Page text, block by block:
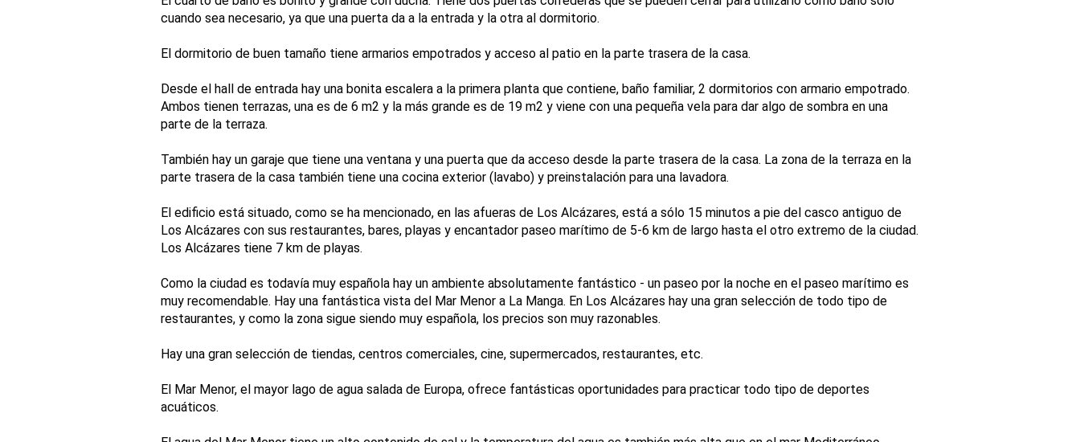
cuando sea necesario, ya que una puerta da a la entrada y la otra al dormitorio.
El dormitorio de buen tamaño tiene armarios empotrados y acceso al patio en la parte trasera de la casa.
Desde el hall de entrada hay una bonita escalera a la primera planta que contiene, baño familiar, 2 dormitorios con armario empotrado.
Ambos tienen terrazas, una es de 6 m2 y la más grande es de 19 m2 y viene con una pequeña vela para dar algo de sombra en una
parte de la terraza.
También hay un garaje que tiene una ventana y una puerta que da acceso desde la parte trasera de la casa. La zona de la terraza en la
parte trasera de la casa también tiene una cocina exterior (lavabo) y preinstalación para una lavadora.
El edificio está situado, como se ha mencionado, en las afueras de Los Alcázares, está a sólo 15 minutos a pie del casco antiguo de
Los Alcázares con sus restaurantes, bares, playas y encantador paseo marítimo de 5-6 km de largo hasta el otro extremo de la ciudad.
Los Alcázares tiene 7 km de playas.
Como la ciudad es todavía muy española hay un ambiente absolutamente fantástico - un paseo por la noche en el paseo marítimo es
muy recomendable. Hay una fantástica vista del Mar Menor a La Manga. En Los Alcázares hay una gran selección de todo tipo de
restaurantes, y como la zona sigue siendo muy española, los precios son muy razonables.
Hay una gran selección de tiendas, centros comerciales, cine, supermercados, restaurantes, etc.
El Mar Menor, el mayor lago de agua salada de Europa, ofrece fantásticas oportunidades para practicar todo tipo de deportes
acuáticos.